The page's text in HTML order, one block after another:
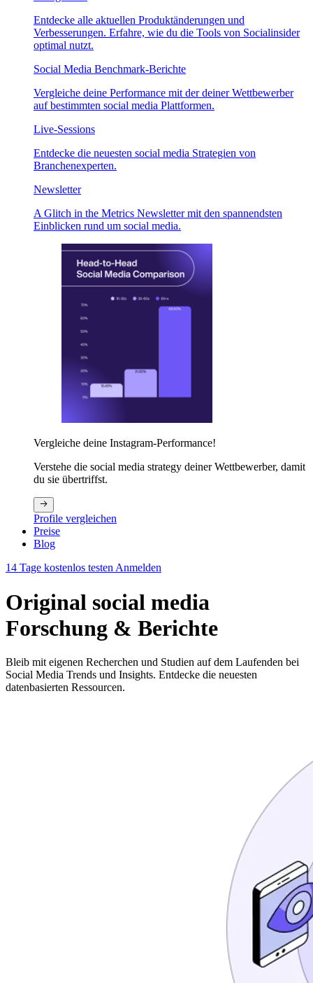
Entdecke alle aktuellen Produktänderungen und
Verbesserungen. Erfahre, wie du die Tools von Socialinsider
optimal nutzt.
Social Media Benchmark-Berichte
Vergleiche deine Performance mit der deiner Wettbewerber
auf bestimmten social media Plattformen.
Live-Sessions
Entdecke die neuesten social media Strategien von
Branchenexperten.
Newsletter
A Glitch in the Metrics Newsletter mit den spannendsten
Einblicken rund um social media.
Vergleiche deine Instagram-Performance!
Verstehe die social media strategy deiner Wettbewerber, damit
du sie übertriffst.
Profile vergleichen
Preise
Blog
14 Tage kostenlos testenAnmelden
Original social media
Forschung & Berichte
Bleib mit eigenen Recherchen und Studien auf dem Laufenden bei
Social Media Trends und Insights. Entdecke die neuesten
datenbasierten Ressourcen.